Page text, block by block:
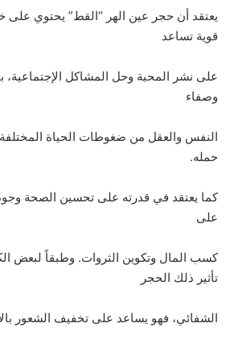
يعتقد أن حجر عين الهر “القط” يحتوي على
قوية تساعد
على نشر المحبة وحل المشاكل الإجتماعية،
وصفاء
النفس والعقل من ضغوطات الحياة المختلفة
حمله.
كما يعتقد في قدرته على تحسين الصحة
على
كسب المال وتكوين الثروات. وطبقاً لبعض
تأثير ذلك الحجر
الشفائي، فهو يساعد على تخفيف الشعور